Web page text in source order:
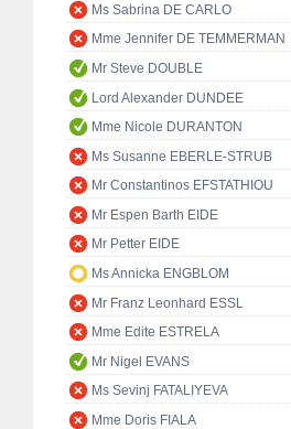
Ms Sabrina DE CARLO
Mme Jennifer DE TEMMERMAN
Mr Steve DOUBLE
Lord Alexander DUNDEE
Mme Nicole DURANTON
Ms Susanne EBERLE-STRUB
Mr Constantinos EFSTATHIOU
Mr Espen Barth EIDE
Mr Petter EIDE
Ms Annicka ENGBLOM
Mr Franz Leonhard ESSL
Mme Edite ESTRELA
Mr Nigel EVANS
Ms Sevinj FATALIYEVA
Mme Doris FIALA